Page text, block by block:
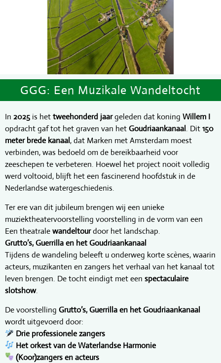
GGG: Een Muzikale Wandeltocht
In 2025 is hettweehonderd jaargeleden dat koning Willem I
opdracht gaf tot het graven van hetGoudriaankanaal. Dit150
meter brede kanaal, dat Marken met Amsterdam moest
verbinden, was bedoeld om de bereikbaarheid voor
zeeschepen te verbeteren. Hoewel het project nooit volledig
werd voltooid, blijft het een fascinerend hoofdstuk in de
Nederlandse watergeschiedenis.
Ter ere van dit jubileum brengen wij een unieke
muziektheatervoorstelling voorstelling in de vorm van een
Een theatralewandeltourdoor het landschap.
Grutto’s, Guerrilla en het Goudriaankanaal
Tijdens de wandeling beleeft u onderweg korte scènes, waarin
acteurs, muzikanten en zangers het verhaal van het kanaal tot
leven brengen. De tocht eindigt met een spectaculaire
slotshow.
De voorstelling Grutto’s, Guerrilla en het Goudriaankanaal
wordt uitgevoerd door:
Drie professionele zangers
Het orkest van de Waterlandse Harmonie
(Koor)zangers en acteurs